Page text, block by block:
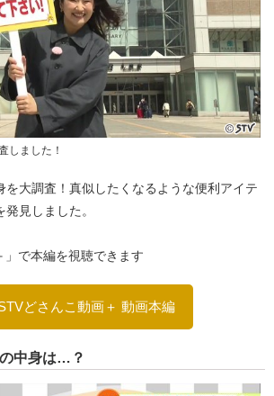
しました！
を大調査！真似したくなるような便利アイテ
見しました。
」で本編を視聴できます
どさんこ動画＋ 動画本編
中身は…？